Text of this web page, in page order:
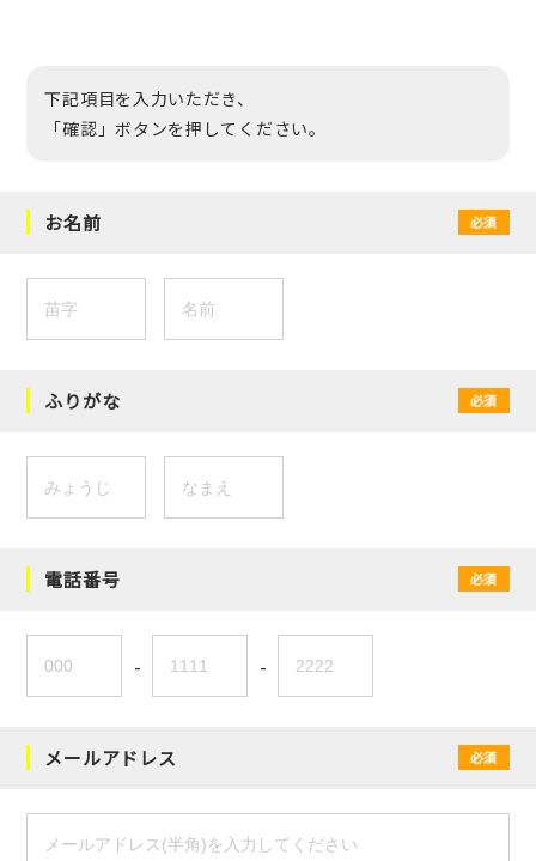
下記項目を入力いただき、
「確認」ボタンを押してください。
お名前 必須
ふりがな 必須
電話番号 必須
- -
メールアドレス 必須